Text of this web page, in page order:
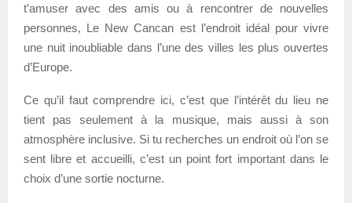
t’amuser avec des amis ou à rencontrer de nouvelles
personnes, Le New Cancan est l’endroit idéal pour vivre
une nuit inoubliable dans l’une des villes les plus ouvertes
d’Europe.
Ce qu’il faut comprendre ici, c’est que l’intérêt du lieu ne
tient pas seulement à la musique, mais aussi à son
atmosphère inclusive. Si tu recherches un endroit où l’on se
sent libre et accueilli, c’est un point fort important dans le
choix d’une sortie nocturne.